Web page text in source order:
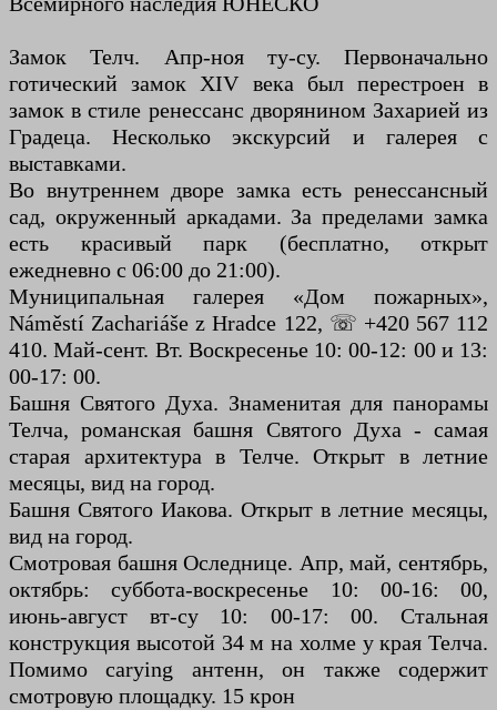
Замок Телч. Апр-ноя ту-су. Первоначально
готический замок XIV века был перестроен в
замок в стиле ренессанс дворянином Захарией из
Градеца. Несколько экскурсий и галерея с
выставками.
Во внутреннем дворе замка есть ренессансный
сад, окруженный аркадами. За пределами замка
есть красивый парк (бесплатно, открыт
ежедневно с 06:00 до 21:00).
Муниципальная галерея «Дом пожарных»,
Náměstí Zachariáše z Hradce 122, ☏ +420 567 112
410. Май-сент. Вт. Воскресенье 10: 00-12: 00 и 13:
00-17: 00.
Башня Святого Духа. Знаменитая для панорамы
Телча, романская башня Святого Духа - самая
старая архитектура в Телче. Открыт в летние
месяцы, вид на город.
Башня Святого Иакова. Открыт в летние месяцы,
вид на город.
Смотровая башня Оследнице. Апр, май, сентябрь,
октябрь: суббота-воскресенье 10: 00-16: 00,
июнь-август вт-су 10: 00-17: 00. Стальная
конструкция высотой 34 м на холме у края Телча.
Помимо carying антенн, он также содержит
смотровую площадку. 15 крон